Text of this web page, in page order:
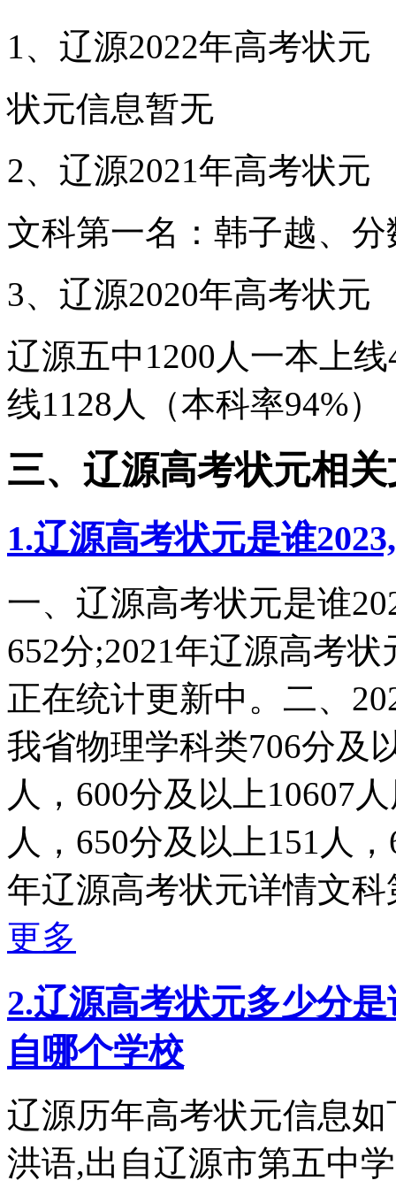
1、辽源2022年高考状元
状元信息暂无
2、辽源2021年高考状元
文科第一名：韩子越、
3、辽源2020年高考状元
辽源五中1200人一本上
线1128人（本科率94%）
三、辽源高考状元相
1.辽源高考状元是谁
一、辽源高考状元是谁
652分;2021年辽源高考
正在统计更新中。二、
我省物理学科类706分及
人，600分及以上10607
人，650分及以上151人
年辽源高考状元详情文
更多
2.辽源高考状元多少分
自哪个学校
辽源历年高考状元信息
洪语,出自辽源市第五中